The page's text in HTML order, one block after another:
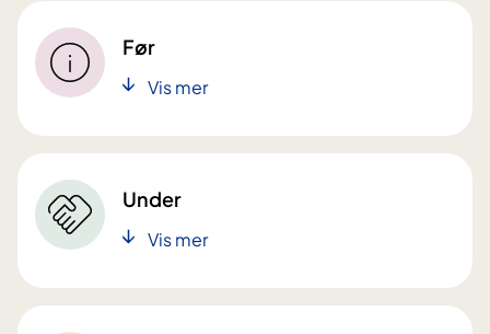
Før
Vis mer
Under
Vis mer